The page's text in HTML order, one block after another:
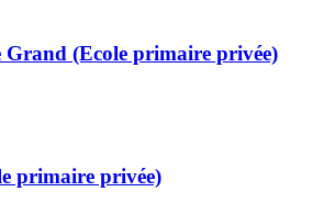
Grand (Ecole primaire privée)
primaire privée)